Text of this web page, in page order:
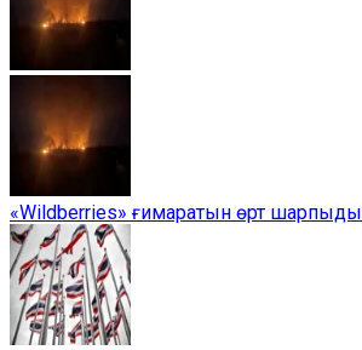
«Wildberries» ғимаратын өрт шарпыды